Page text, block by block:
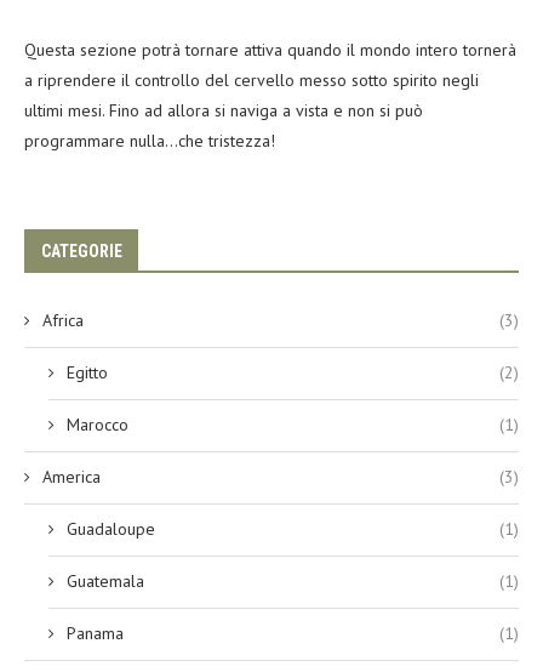
Questa sezione potrà tornare attiva quando il mondo intero tornerà
a riprendere il controllo del cervello messo sotto spirito negli
ultimi mesi. Fino ad allora si naviga a vista e non si può
programmare nulla…che tristezza!
CATEGORIE
Africa (3)
Egitto (2)
Marocco (1)
America (3)
Guadaloupe (1)
Guatemala (1)
Panama (1)